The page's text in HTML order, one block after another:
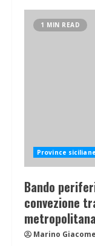
1 MIN READ
Province siciliane
Bando
convezione
metropolitana
Marino